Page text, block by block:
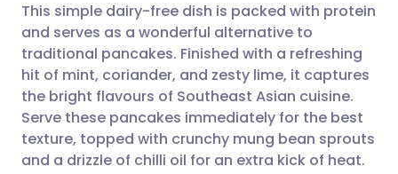
Dela via WhatsApp
Kopiera länk
🇸🇦 عربي 🇸🇪 Svenska
This simple dairy-free dish is packed with protein
and serves as a wonderful alternative to
traditional pancakes. Finished with a refreshing
hit of mint, coriander, and zesty lime, it captures
the bright flavours of Southeast Asian cuisine.
Serve these pancakes immediately for the best
texture, topped with crunchy mung bean sprouts
and a drizzle of chilli oil for an extra kick of heat.